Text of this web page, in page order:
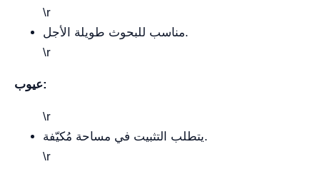
\r
مناسب للبحوث طويلة الأجل.
\r
عيوب:
\r
يتطلب التثبيت في مساحة مُكيّفة.
\r